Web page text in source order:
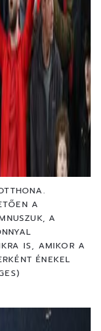
A
A
IS, AMIKOR A
ÉNEKEL